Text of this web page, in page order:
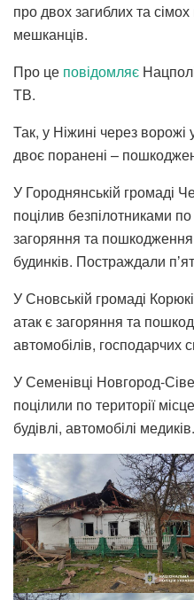
про двох загиблих та
мешканців.
Про це повідомляє
ТВ.
Так, у Ніжині через
двоє поранені –
У Городнянській громаді
поцілив безпілотниками
загоряння та
будинків. Постраждали
У Сновській громаді
атак є загоряння та
автомобілів, господарчих
У Семенівці Новгород-
поцілили по території
будівлі, автомобілі медиків.